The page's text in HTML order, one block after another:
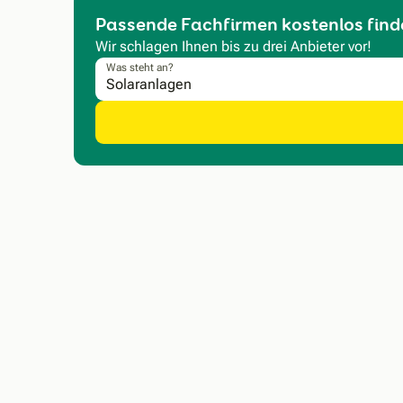
Passende Fachfirmen kostenlos
Wir schlagen Ihnen bis zu drei Anbieter vor!
Was steht an?